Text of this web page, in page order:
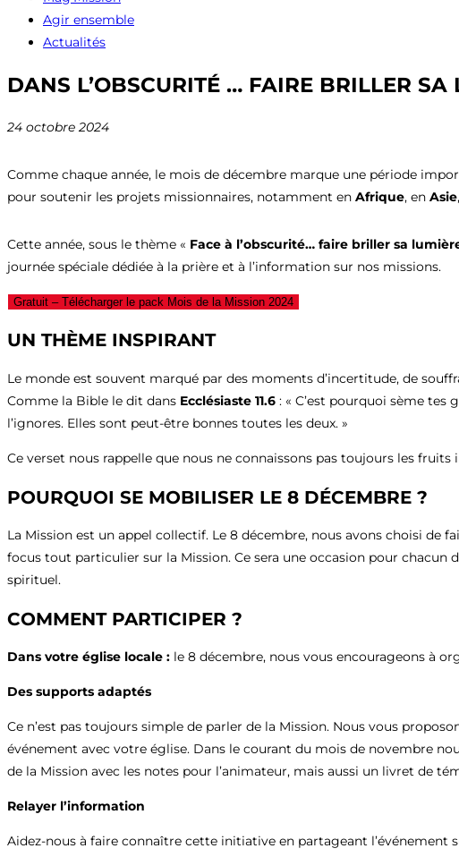
Agir ensemble
Actualités
DANS L’OBSCURITÉ … FAIRE BRILLER SA
24 octobre 2024
Comme chaque année, le mois de décembre marque une période
pour soutenir les projets missionnaires, notamment en Afrique, en Asie
Cette année, sous le thème « Face à l’obscurité… faire briller sa
journée spéciale dédiée à la prière et à l’information sur nos missions.
Gratuit – Télécharger le pack Mois de la Mission 2024
UN THÈME INSPIRANT
Le monde est souvent marqué par des moments d’incertitude, de
Comme la Bible le dit dans Ecclésiaste 11.6 : « C’est pourquoi sème tes
l’ignores. Elles sont peut-être bonnes toutes les deux. »
Ce verset nous rappelle que nous ne connaissons pas toujours les
POURQUOI SE MOBILISER LE 8 DÉCEMBRE ?
La Mission est un appel collectif. Le 8 décembre, nous avons choisi
focus tout particulier sur la Mission. Ce sera une occasion pour
spirituel.
COMMENT PARTICIPER ?
Dans votre église locale : le 8 décembre, nous vous encourageons à
Des supports adaptés
Ce n’est pas toujours simple de parler de la Mission. Nous vous
événement avec votre église. Dans le courant du mois de novembre
de la Mission avec les notes pour l’animateur, mais aussi un livret de
Relayer l’information
Aidez-nous à faire connaître cette initiative en partageant l’événement